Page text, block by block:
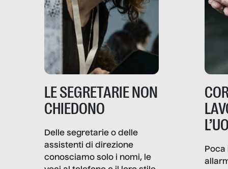
LE SEGRETARIE NON
CHIEDONO
Delle segretarie o delle
assistenti di direzione
conosciamo solo i nomi, le